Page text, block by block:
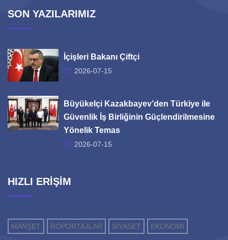
SON YAZILARIMIZ
İçişleri Bakanı Çiftçi
2026-07-15
Büyükelçi Kazakbayev’den Türkiye ile
Güvenlik İş Birliğinin Güçlendirilmesine
Yönelik Temas
2026-07-15
HIZLI ERİŞİM
MANŞET RÖPORTAJLAR SİYASET EKONOMİ